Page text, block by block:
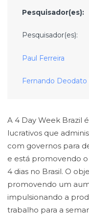
Pesquisador(es):
Pesquisador(es):
Paul Ferreira
Fernando
A 4 Day Week Brazil
lucrativos que
com governos para
e está promovendo
4 dias no Brasil. O
promovendo um
impulsionando a
trabalho para a